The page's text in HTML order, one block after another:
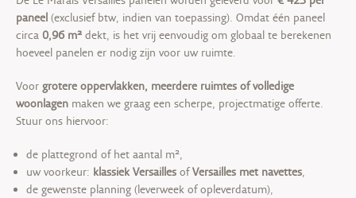
paneel (exclusief btw, indien van toepassing). Omdat één paneel
circa 0,96 m² dekt, is het vrij eenvoudig om globaal te berekenen
hoeveel panelen er nodig zijn voor uw ruimte.
Voor grotere oppervlakken, meerdere ruimtes of volledige
woonlagen maken we graag een scherpe, projectmatige offerte.
Stuur ons hiervoor:
de plattegrond of het aantal m²,
uw voorkeur: klassiek VersaillesofVersailles met navettes,
de gewenste planning (leverweek of opleverdatum),